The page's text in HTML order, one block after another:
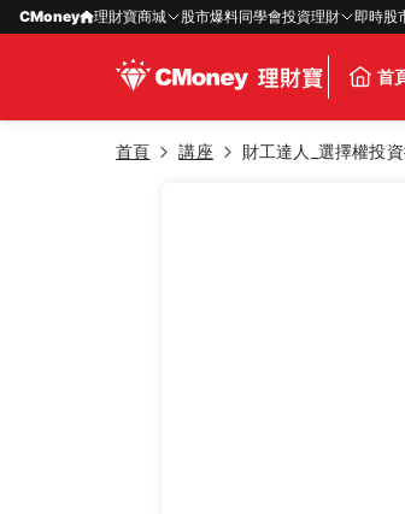
CMoney 理財寶商城 股市爆料同學會投資理財 即時股
首
首頁 講座 財工達人_選擇權投